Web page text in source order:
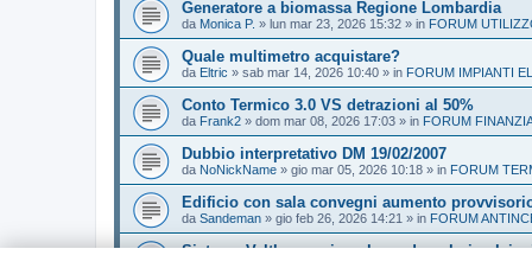
Generatore a biomassa Regione Lombardia
da Monica P. » lun mar 23, 2026 15:32 » in FORUM
Quale multimetro acquistare?
da Eltric » sab mar 14, 2026 10:40 » in FORUM IMPIANTI
Conto Termico 3.0 VS detrazioni al 50%
da Frank2 » dom mar 08, 2026 17:03 » in FORUM
Dubbio interpretativo DM 19/02/2007
da NoNickName » gio mar 05, 2026 10:18 » in FORUM
Edificio con sala convegni aumento
da Sandeman » gio feb 26, 2026 14:21 » in FORUM
Sistema Valtherm mineral wood - solo i solai